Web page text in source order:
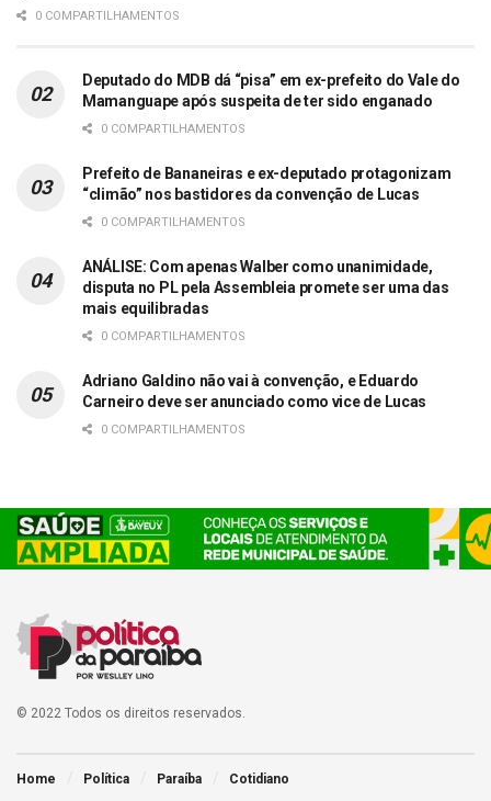
0 COMPARTILHAMENTOS
Deputado do MDB dá “pisa” em ex-prefeito do Vale do
Mamanguape após suspeita de ter sido enganado
0 COMPARTILHAMENTOS
Prefeito de Bananeiras e ex-deputado protagonizam
“climão” nos bastidores da convenção de Lucas
0 COMPARTILHAMENTOS
ANÁLISE: Com apenas Walber como unanimidade,
disputa no PL pela Assembleia promete ser uma das
mais equilibradas
0 COMPARTILHAMENTOS
Adriano Galdino não vai à convenção, e Eduardo
Carneiro deve ser anunciado como vice de Lucas
0 COMPARTILHAMENTOS
© 2022 Todos os direitos reservados.
Home Política Paraíba Cotidiano